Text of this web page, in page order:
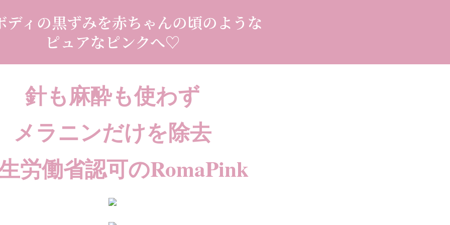
ディの黒ずみを赤ちゃんの頃のような
ピュアなピンクへ♡
針も麻酔も使わず
メラニンだけを除去
労働省認可のRomaPink